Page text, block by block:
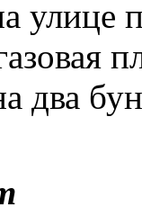
улице
два